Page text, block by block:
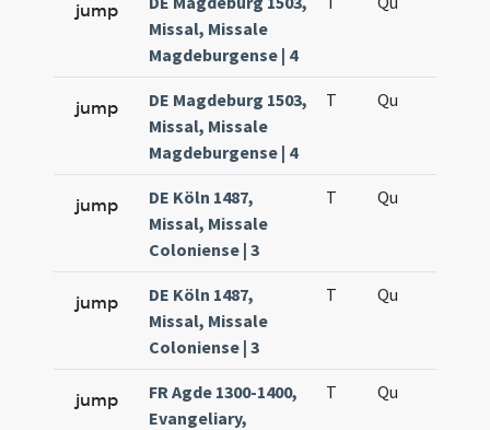
jump
Missal, Missale
Magdeburgense | 4
jump
DE Magdeburg 1503,
Missal, Missale
Magdeburgense | 4
T Qu
jump
DE Köln 1487,
Missal, Missale
Coloniense | 3
T Qu
jump
DE Köln 1487,
Missal, Missale
Coloniense | 3
T Qu
jump
FR Agde 1300-1400,
Evangeliary,
T Qu